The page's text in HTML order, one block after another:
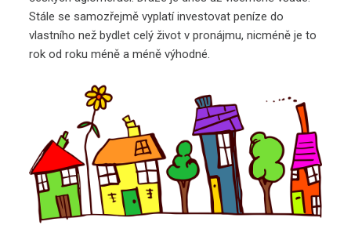
Stále se samozřejmě vyplatí investovat peníze do
vlastního než bydlet celý život v pronájmu, nicméně je to
rok od roku méně a méně výhodné.